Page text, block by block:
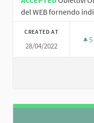
del WEB fornendo
CREATED AT
28/04/2022
5